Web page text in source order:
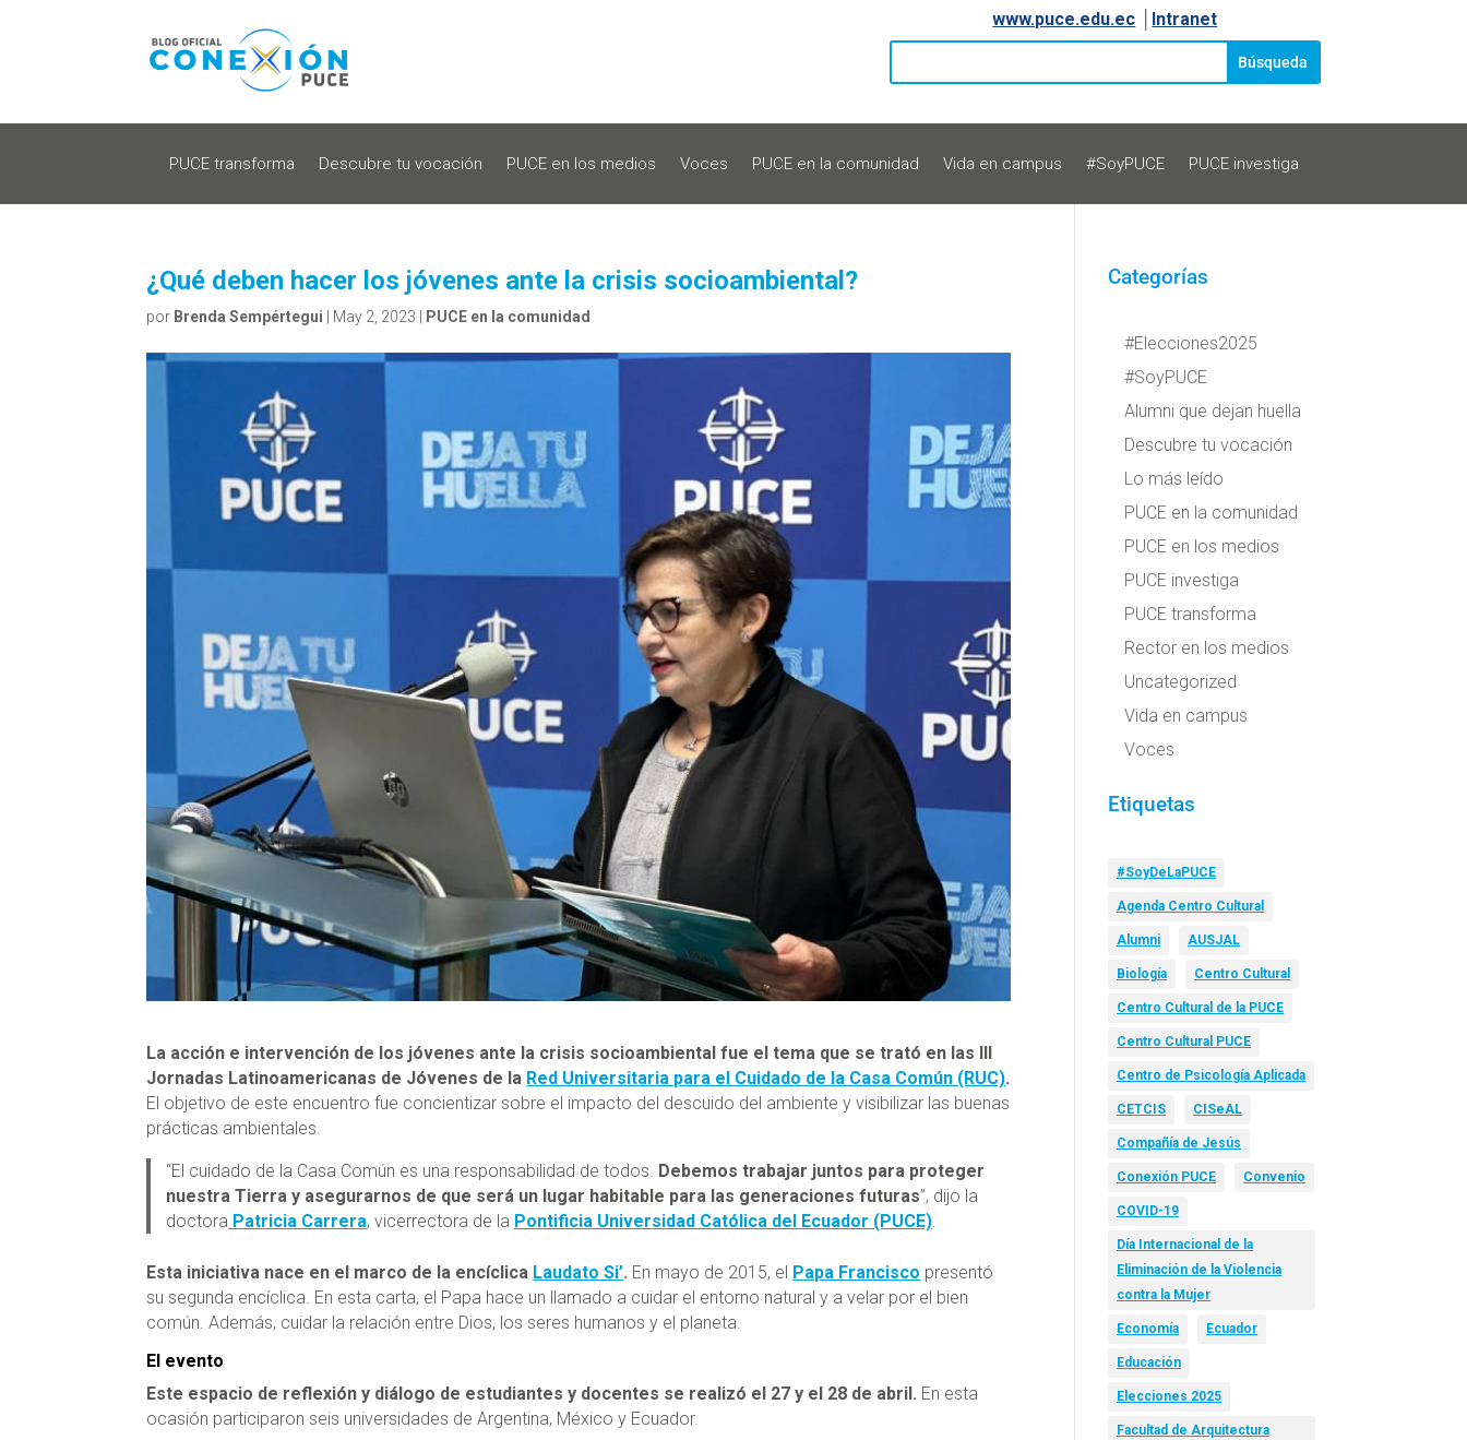
www.puce.edu.ec Intranet
PUCE transforma Descubre tu vocación PUCE en los medios Voces PUCE en la comunidad Vida en campus #SoyPUCE PUCE investiga
¿Qué deben hacer los jóvenes ante la crisis socioambiental?
por Brenda Sempértegui May 2, 2023 PUCE en la comunidad
La acción e intervención de los jóvenes ante la crisis socioambiental fue el tema que se trató en las III
Jornadas Latinoamericanas de Jóvenes de la Red Universitaria para el Cuidado de la Casa Común (RUC).
El objetivo de este encuentro fue concientizar sobre el impacto del descuido del ambiente y visibilizar las buenas
prácticas ambientales.
“El cuidado de la Casa Común es una responsabilidad de todos. Debemos trabajar juntos para proteger
nuestra Tierra y asegurarnos de que será un lugar habitable para las generaciones futuras”, dijo la
doctora Patricia Carrera, vicerrectora de la Pontificia Universidad Católica del Ecuador (PUCE).
Esta iniciativa nace en el marco de la encíclica Laudato Si’. En mayo de 2015, el Papa Francisco presentó
su segunda encíclica. En esta carta, el Papa hace un llamado a cuidar el entorno natural y a velar por el bien
común. Además, cuidar la relación entre Dios, los seres humanos y el planeta.
El evento
Este espacio de reflexión y diálogo de estudiantes y docentes se realizó el 27 y el 28 de abril. En esta
ocasión participaron seis universidades de Argentina, México y Ecuador.
Categorías
#Elecciones2025
#SoyPUCE
Alumni que dejan huella
Descubre tu vocación
Lo más leído
PUCE en la comunidad
PUCE en los medios
PUCE investiga
PUCE transforma
Rector en los medios
Uncategorized
Vida en campus
Voces
Etiquetas
#SoyDeLaPUCE
Agenda Centro Cultural
Alumni AUSJAL
Biología Centro Cultural
Centro Cultural de la PUCE
Centro Cultural PUCE
Centro de Psicología Aplicada
CETCIS CISeAL
Compañía de Jesús
Conexión PUCE Convenio
COVID-19
Día Internacional de la
Eliminación de la Violencia
contra la Mujer
Economía Ecuador
Educación
Elecciones 2025
Facultad de Arquitectura